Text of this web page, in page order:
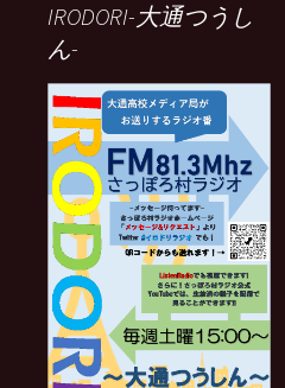
IRODORI-大通つうし
ん-